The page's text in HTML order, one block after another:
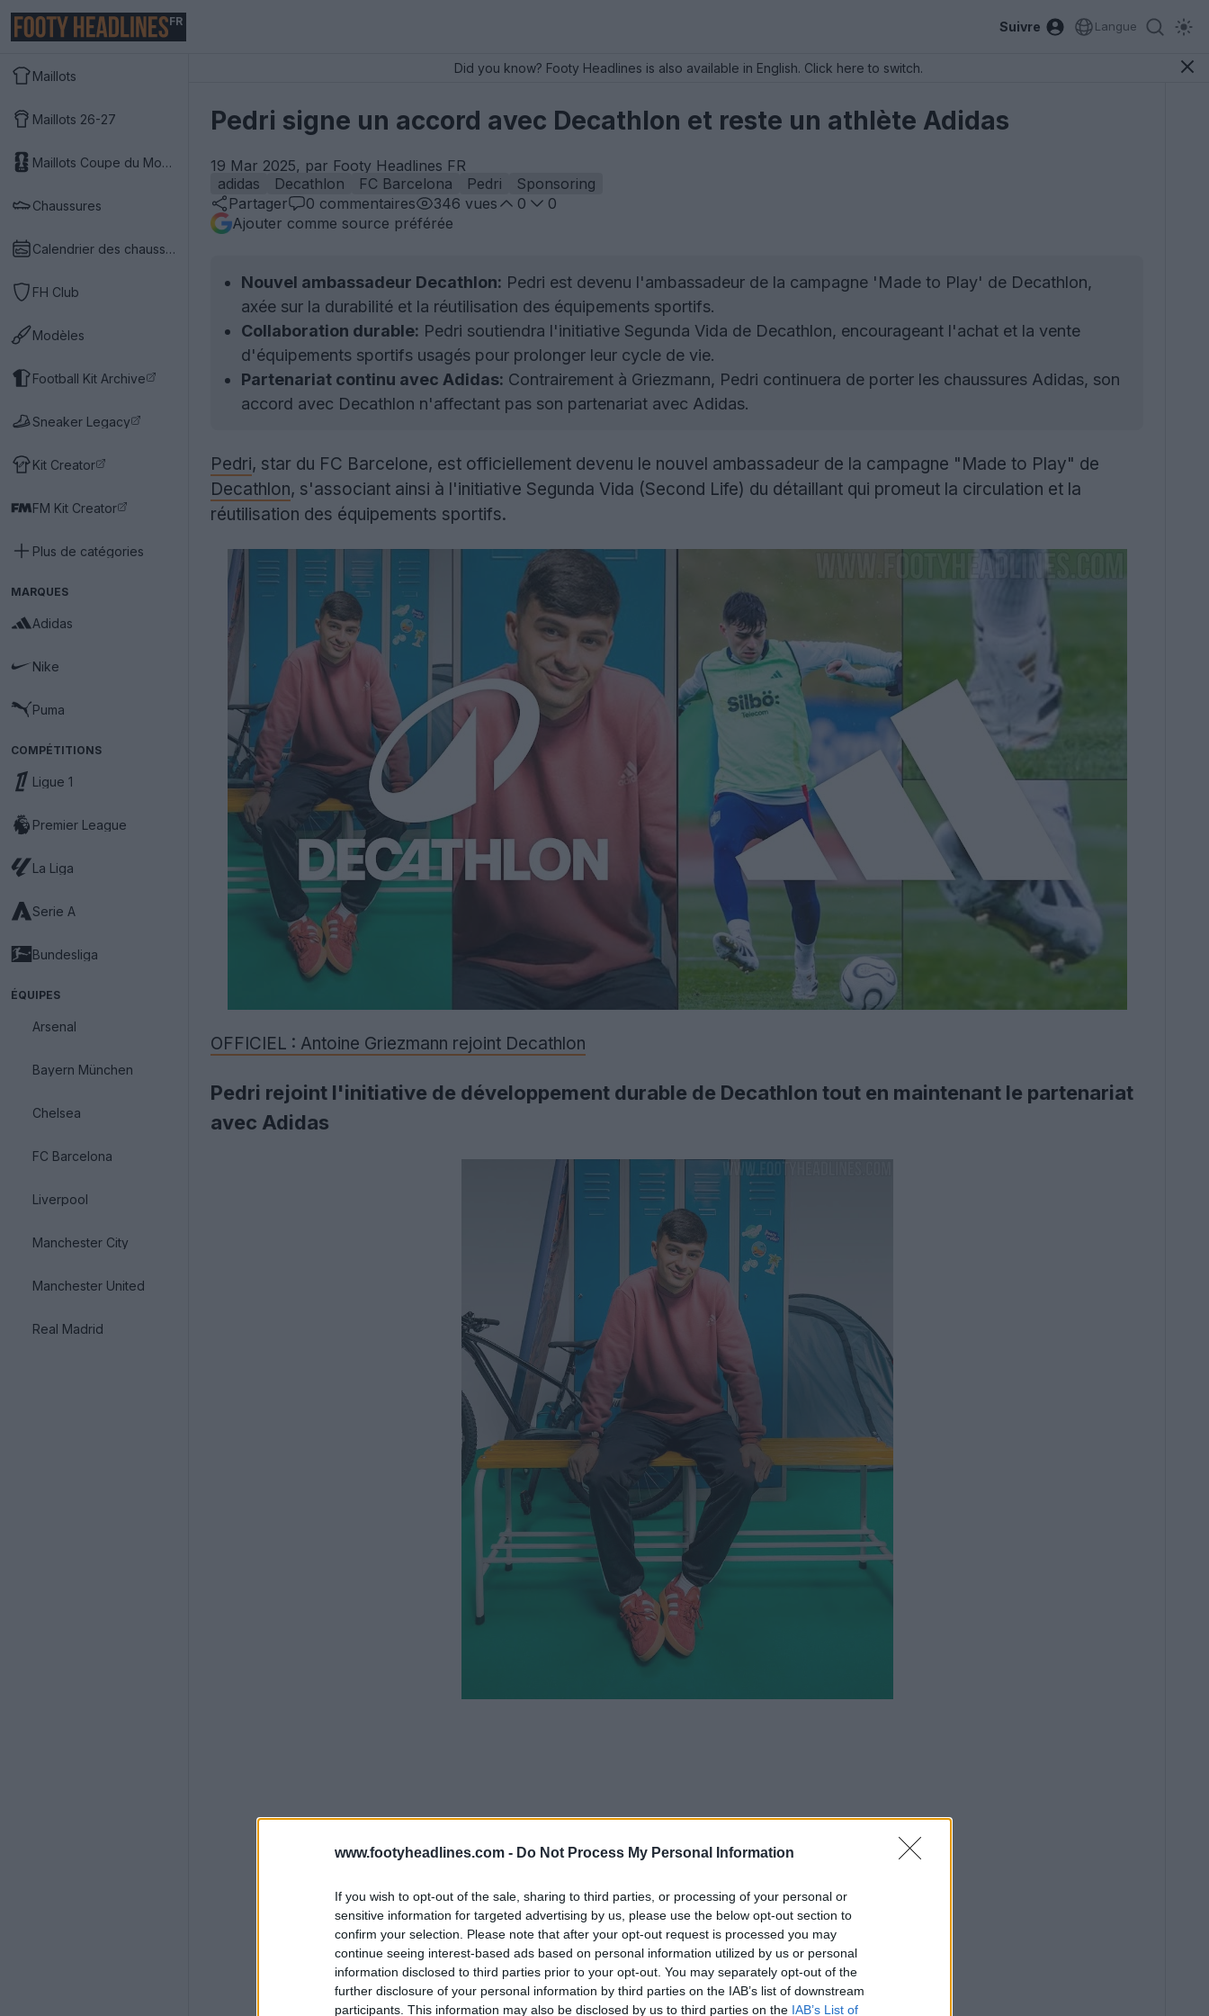
www.footyheadlines.com - Do Not Process My Personal Information
If you wish to opt-out of the sale, sharing to third parties, or processing of your personal or
sensitive information for targeted advertising by us, please use the below opt-out section to
confirm your selection. Please note that after your opt-out request is processed you may
continue seeing interest-based ads based on personal information utilized by us or personal
information disclosed to third parties prior to your opt-out. You may separately opt-out of the
further disclosure of your personal information by third parties on the IAB’s list of downstream
participants. This information may also be disclosed by us to third parties on the IAB’s List of
FR Suivre Langue
Maillots
Maillots 26-27
Maillots Coupe du Monde 2026
Chaussures
Calendrier des chaussures
FH Club
Modèles
Football Kit Archive
Sneaker Legacy
Kit Creator
FM Kit Creator
Plus de catégories
MARQUES
Adidas
Nike
Puma
COMPÉTITIONS
Ligue 1
Premier League
La Liga
Serie A
Bundesliga
ÉQUIPES
Arsenal
Bayern München
Chelsea
FC Barcelona
Liverpool
Manchester City
Manchester United
Real Madrid
Did you know? Footy Headlines is also available in English. Click here to switch.
Pedri signe un accord avec Decathlon et reste un athlète Adidas
19 Mar 2025, par Footy Headlines FR
adidas
Decathlon FC Barcelona Pedri
Sponsoring
Partager
0 commentaires 346 vues 0
0
Ajouter comme source préférée
Nouvel ambassadeur Decathlon: Pedri est devenu l'ambassadeur de la campagne 'Made to Play' de Decathlon,
axée sur la durabilité et la réutilisation des équipements sportifs.
Collaboration durable: Pedri soutiendra l'initiative Segunda Vida de Decathlon, encourageant l'achat et la vente
d'équipements sportifs usagés pour prolonger leur cycle de vie.
Partenariat continu avec Adidas: Contrairement à Griezmann, Pedri continuera de porter les chaussures Adidas, son
accord avec Decathlon n'affectant pas son partenariat avec Adidas.
Pedri, star du FC Barcelone, est officiellement devenu le nouvel ambassadeur de la campagne "Made to Play" de
Decathlon, s'associant ainsi à l'initiative Segunda Vida (Second Life) du détaillant qui promeut la circulation et la
réutilisation des équipements sportifs.
OFFICIEL : Antoine Griezmann rejoint Decathlon
Pedri rejoint l'initiative de développement durable de Decathlon tout en maintenant le partenariat
avec Adidas